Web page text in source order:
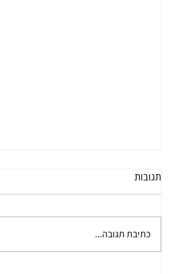
דלתות כניסה במבצע
תגובות
כתיבת תגובה...